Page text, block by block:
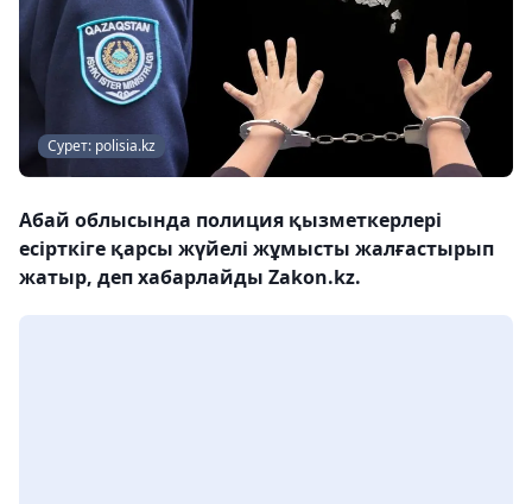
Сурет: polisia.kz
Абай облысында полиция қызметкерлері
есірткіге қарсы жүйелі жұмысты жалғастырып
жатыр, деп хабарлайды Zakon.kz.